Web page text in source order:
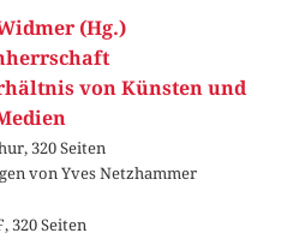
(Hg.)
von Künsten und
320 Seiten
von Yves Netzhammer
320 Seiten